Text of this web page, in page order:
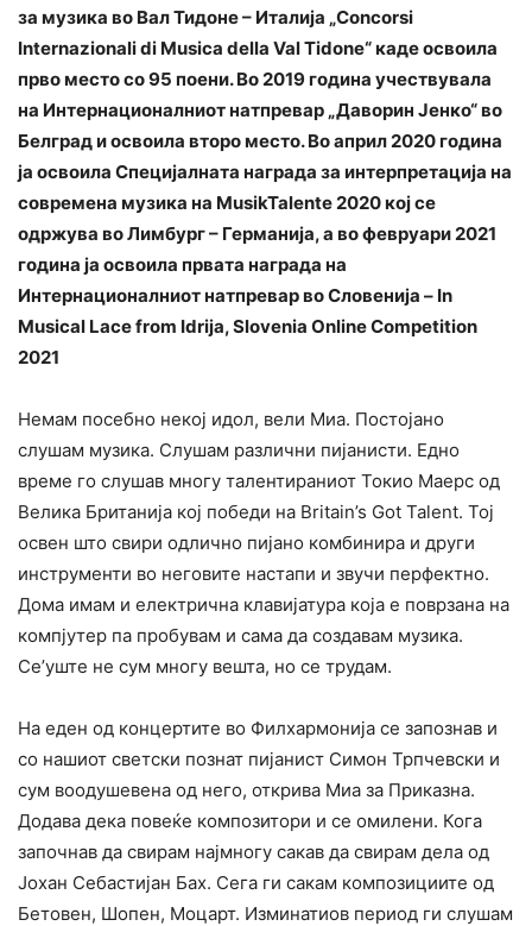
за музика во Вал Тидоне – Италија „Concorsi
Internazionali di Musica della Val Tidone“ каде освоила
прво место со 95 поени. Во 2019 година учествувала
на Интернационалниот натпревар „Даворин Јенко“ во
Белград и освоила второ место. Во април 2020 година
ја освоила Специјалната награда за интерпретација на
современа музика на MusikTalente 2020 кој се
одржува во Лимбург – Германија, а во февруари 2021
година ја освоила првата награда на
Интернационалниот натпревар во Словенија – In
Musical Lace from Idrija, Slovenia Online Competition
2021
Немам посебно некој идол, вели Миа. Постојано
слушам музика. Слушам различни пијанисти. Едно
време го слушав многу талентираниот Токио Маерс од
Велика Британија кој победи на Britain’s Got Talent. Тој
освен што свири одлично пијано комбинира и други
инструменти во неговите настапи и звучи перфектно.
Дома имам и електрична клавијатура која е поврзана на
компјутер па пробувам и сама да создавам музика.
Се’уште не сум многу вешта, но се трудам.
На еден од концертите во Филхармонија се запознав и
со нашиот светски познат пијанист Симон Трпчевски и
сум воодушевена од него, открива Миа за Приказна.
Додава дека повеќе композитори и се омилени. Кога
започнав да свирам најмногу сакав да свирам дела од
Јохан Себастијан Бах. Сега ги сакам композициите од
Бетовен, Шопен, Моцарт. Изминатиов период ги слушам